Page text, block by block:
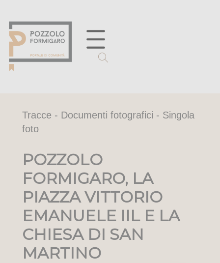
Tracce - Documenti fotografici - Singola
foto
POZZOLO
FORMIGARO, LA
PIAZZA VITTORIO
EMANUELE IIL E LA
CHIESA DI SAN
MARTINO